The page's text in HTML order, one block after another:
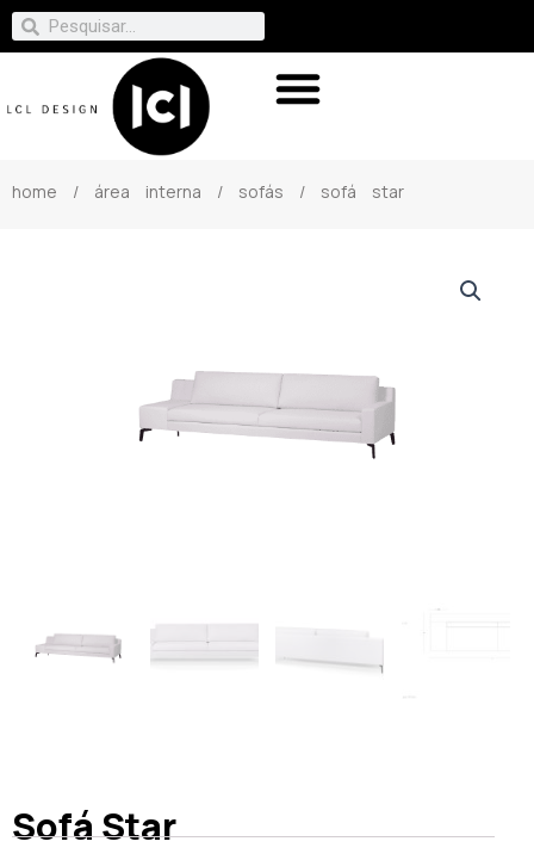
home / área interna / sofás / sofá star
Sofá Star